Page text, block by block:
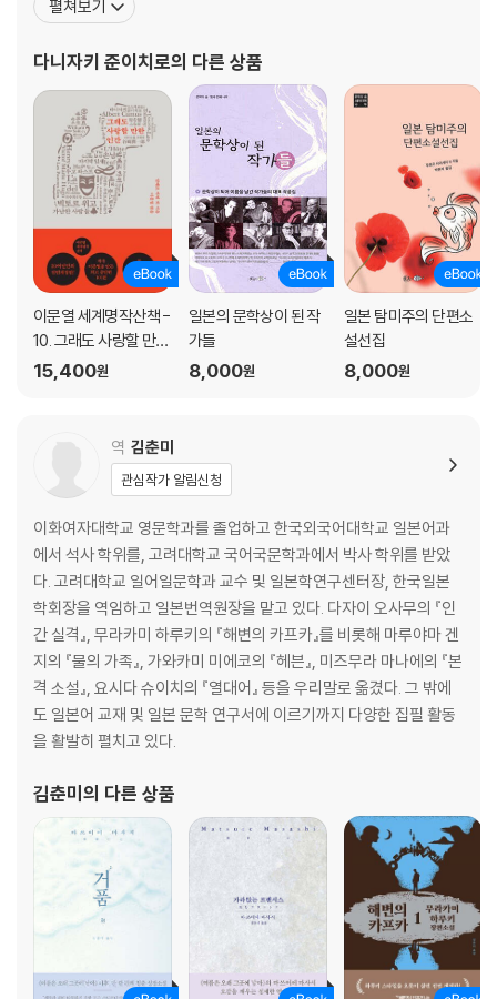
26
28
옮긴이의 말
등을 실험하며 다채로운 변화를 추구하였고, 오늘날 미스터리, 서스
바탕을 둔 환상 소설, 그로테스크한 블랙 유머, 고전 문
펼쳐보기
다니자키 준이치로의 다른 상품
이문열 세계명작산책 -
10. 그래도 사랑할 만한
인간
15,400원
일본의 문학상이 된 작
가들
8,000원
일본 탐미주의 단편소
설선집
8,000원
역 김춘미
관심작가 알림신청
이화여자대학교 영문학과를 졸업하고 한국외국어대학교 일본어과
에서 석사 학위를, 고려대학교 국어국문학과에서 박사 학위를 받았
다. 고려대학교 일어일문학과 교수 및 일본학연구센터장, 한국일본
학회장을 역임하고 일본번역원장을 맡고 있다. 다자이 오사무의 『인
간 실격』, 무라카미 하루키의 『해변의 카프카』를 비롯해 마루야마 겐
지의 『물의 가족』, 가와카미 미에코의 『헤븐』, 미즈무라 마나에의 『본
격 소설』, 요시다 슈이치의 『열대어』 등을 우리말로 옮겼다. 그 밖에
도 일본어 교재 및 일본 문학 연구서에 이르기까지 다양한 집필 활동
을 활발히 펼치고 있다.
김춘미 의 다른 상품